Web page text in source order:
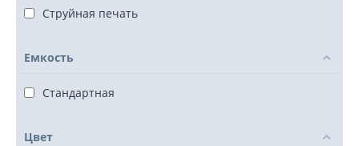
Струйная печать
Емкость
Стандартная
Цвет